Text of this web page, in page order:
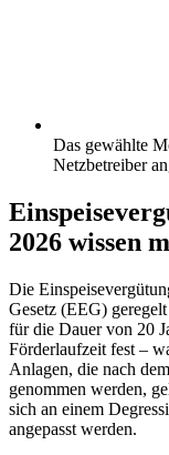
Das gewählte
Netzbetreiber
2026 wissen
Die
Gesetz (EEG)
für die Dauer von 20
Förderlaufzeit fest –
Anlagen, die nach
genommen werden,
sich an einem
angepasst werden.